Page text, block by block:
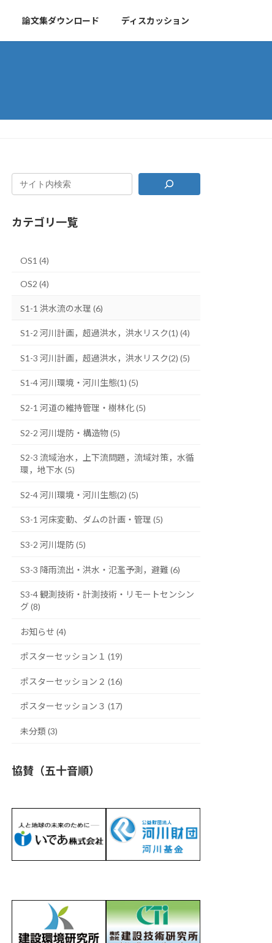
論文集ダウンロード ディスカッション
カテゴリ一覧
OS1 (4)
OS2 (4)
S1-1 洪水流の水理 (6)
S1-2 河川計画，超過洪水，洪水リスク(1) (4)
S1-3 河川計画，超過洪水，洪水リスク(2) (5)
S1-4 河川環境・河川生態(1) (5)
S2-1 河道の維持管理・樹林化 (5)
S2-2 河川堤防・構造物 (5)
S2-3 流域治水，上下流問題，流域対策，水循
環，地下水 (5)
S2-4 河川環境・河川生態(2) (5)
S3-1 河床変動、ダムの計画・管理 (5)
S3-2 河川堤防 (5)
S3-3 降雨流出・洪水・氾濫予測，避難 (6)
S3-4 観測技術・計測技術・リモートセンシン
グ (8)
お知らせ (4)
ポスターセッション１ (19)
ポスターセッション２ (16)
ポスターセッション３ (17)
未分類 (3)
協賛（五十音順）